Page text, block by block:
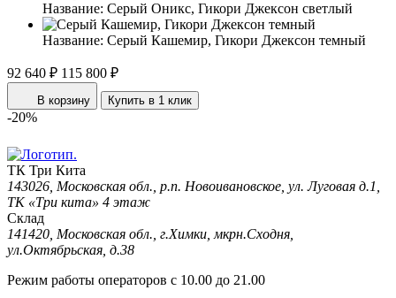
Название: Серый Оникс, Гикори Джексон светлый
Название: Серый Кашемир, Гикори Джексон темный
92 640 ₽ 115 800 ₽
В корзину Купить в 1 клик
-20%
ТК Три Кита
143026, Московская обл., р.п. Новоивановское, ул. Луговая д.1,
ТК «Три кита» 4 этаж
Склад
141420, Московская обл., г.Химки, мкрн.Сходня,
ул.Октябрьская, д.38
Режим работы операторов с 10.00 до 21.00